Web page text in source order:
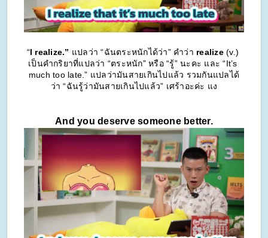
“I realize.” แปลว่า “ฉันตระหนักได้ว่า” คำว่า realize (v.)
เป็นคำกริยาที่แปลว่า “ตระหนัก” หรือ “รู้” นะคะ และ “It’s
much too late.” แปลว่ามันสายเกินไปแล้ว รวมกันแปลได้
ว่า “ฉันรู้ว่ามันสายเกินไปแล้ว” เศร้าอะค่ะ แง
And you deserve someone better.